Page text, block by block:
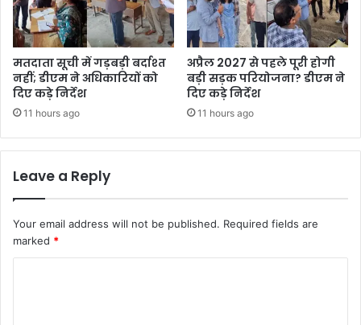
मतदाता सूची में गड़बड़ी बर्दाश्त
नहीं; डीएम ने अधिकारियों को
दिए कड़े निर्देश
11 hours ago
अप्रैल 2027 से पहले पूरी होगी
बड़ी सड़क परियोजना? डीएम ने
दिए कड़े निर्देश
11 hours ago
Leave a Reply
Your email address will not be published. Required fields are
marked *